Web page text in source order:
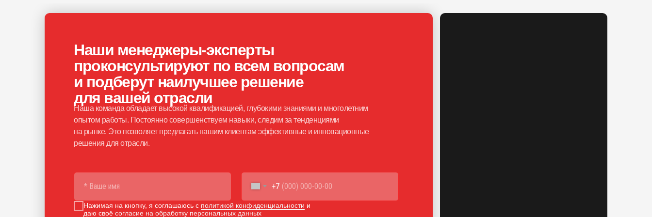
Наши менеджеры-эксперты
проконсультируют по всем вопросам
и подберут наилучшее решение
для вашей отрасли
Наша команда обладает высокой квалификацией, глубокими знаниями и многолетним
опытом работы. Постоянно совершенствуем навыки, следим за тенденциями
на рынке. Это позволяет предлагать нашим клиентам эффективные и инновационные
решения для отрасли.
+7
Нажимая на кнопку, я соглашаюсь с политикой конфиденциальности и
даю своё согласие на обработку персональных данных